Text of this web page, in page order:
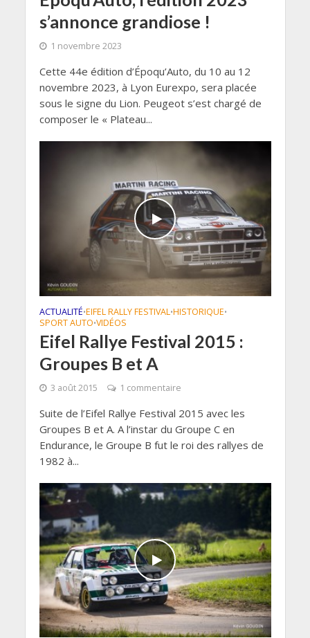
s’annonce grandiose !
1 novembre 2023
Cette 44e édition d’Époqu’Auto, du 10 au 12
novembre 2023, à Lyon Eurexpo, sera placée
sous le signe du Lion. Peugeot s’est chargé de
composer le « Plateau...
ACTUALITÉ•EIFEL RALLY FESTIVAL•HISTORIQUE•
SPORT AUTO•VIDÉOS
Eifel Rallye Festival 2015 :
Groupes B et A
3 août 2015 1 commentaire
Suite de l’Eifel Rallye Festival 2015 avec les
Groupes B et A. A l’instar du Groupe C en
Endurance, le Groupe B fut le roi des rallyes de
1982 à...